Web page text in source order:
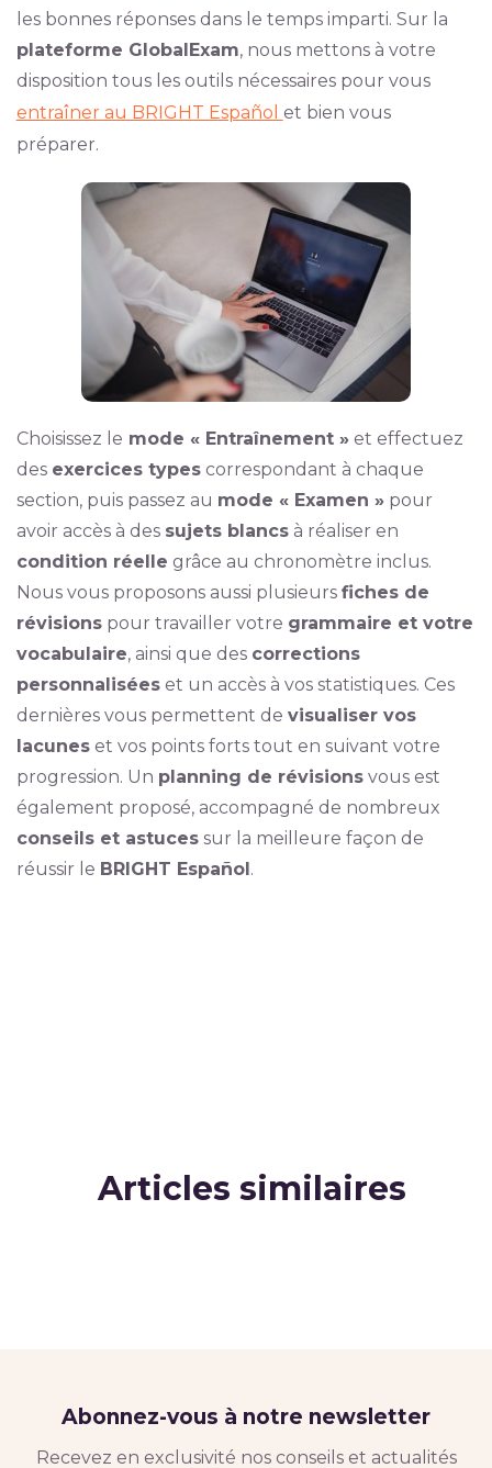
les bonnes réponses dans le temps imparti. Sur la
plateforme GlobalExam, nous mettons à votre
disposition tous les outils nécessaires pour vous
entraîner au BRIGHT Español et bien vous
préparer.
Choisissez le mode « Entraînement »et effectuez
des exercices typescorrespondant à chaque
section, puis passez au mode « Examen »pour
avoir accès à des sujets blancsà réaliser en
condition réelle grâce au chronomètre inclus.
Nous vous proposons aussi plusieurs fiches de
révisionspour travailler votre grammaire et votre
vocabulaire, ainsi que des corrections
personnaliséeset un accès à vos statistiques. Ces
dernières vous permettent de visualiser vos
lacuneset vos points forts tout en suivant votre
progression. Un planning de révisionsvous est
également proposé, accompagné de nombreux
conseils et astucessur la meilleure façon de
réussir le BRIGHT Español.
Articles similaires
Abonnez-vous à notre newsletter
Recevez en exclusivité nos conseils et actualités